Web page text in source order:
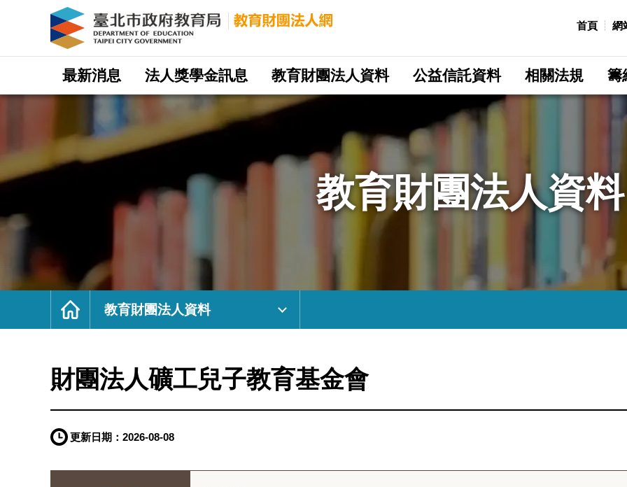
教
｜
團
法
首頁 網
網
最新消息 法人獎學金訊息 教育財團法人資料 公益信託資料 相關法規 籌
教育財團法人資料
首
教育財團法人資料
財團法人礦工兒子教育基金會
更新日期： 2026-08-08